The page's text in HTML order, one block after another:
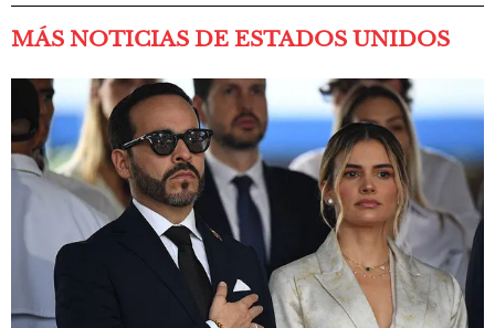
MÁS NOTICIAS DE ESTADOS UNIDOS